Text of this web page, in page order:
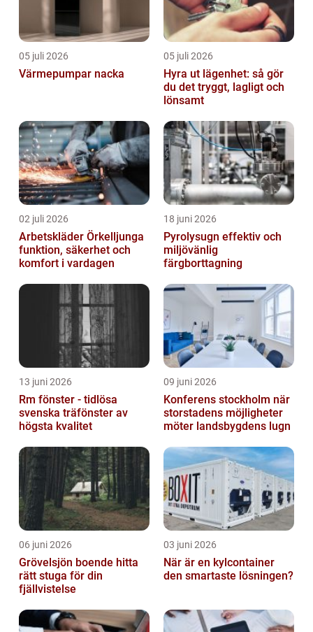
05 juli 2026
Värmepumpar nacka
05 juli 2026
Hyra ut lägenhet: så gör
du det tryggt, lagligt och
lönsamt
02 juli 2026
Arbetskläder Örkelljunga
funktion, säkerhet och
komfort i vardagen
18 juni 2026
Pyrolysugn effektiv och
miljövänlig
färgborttagning
13 juni 2026
Rm fönster - tidlösa
svenska träfönster av
högsta kvalitet
09 juni 2026
Konferens stockholm när
storstadens möjligheter
möter landsbygdens lugn
06 juni 2026
Grövelsjön boende hitta
rätt stuga för din
fjällvistelse
03 juni 2026
När är en kylcontainer
den smartaste lösningen?